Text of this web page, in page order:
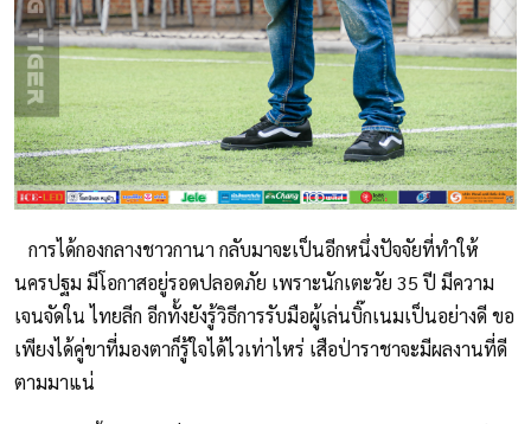
การได้กองกลางชาวกานา กลับมาจะเป็นอีกหนึ่งปัจจัยที่ทำให้
นครปฐม มีโอกาสอยู่รอดปลอดภัย เพราะนักเตะวัย 35 ปี มีความ
เจนจัดใน ไทยลีก อีกทั้งยังรู้วิธีการรับมือผู้เล่นบิ๊กเนมเป็นอย่างดี ขอ
เพียงได้คู่ขาที่มองตาก็รู้ใจได้ไวเท่าไหร่ เสือป่าราชาจะมีผลงานที่ดี
ตามมาแน่